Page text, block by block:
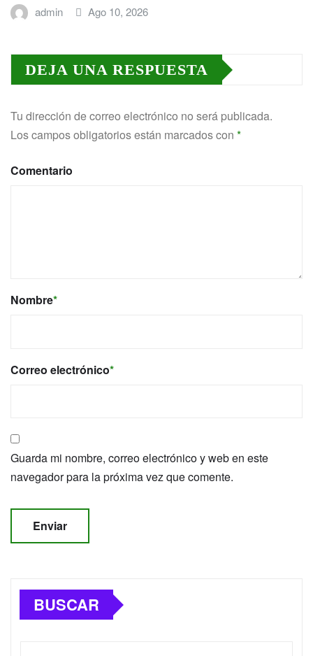
admin Ago 10, 2026
DEJA UNA RESPUESTA
Tu dirección de correo electrónico no será publicada.
Los campos obligatorios están marcados con *
Comentario
Nombre*
Correo electrónico*
Guarda mi nombre, correo electrónico y web en este
navegador para la próxima vez que comente.
BUSCAR